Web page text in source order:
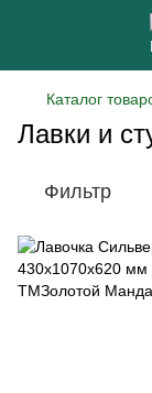
Каталог
Лавки и
Фильтр